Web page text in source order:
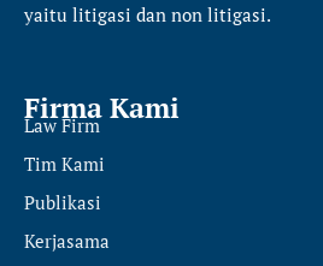
yaitu litigasi dan non litigasi.
Firma Kami
Law Firm
Tim Kami
Publikasi
Kerjasama